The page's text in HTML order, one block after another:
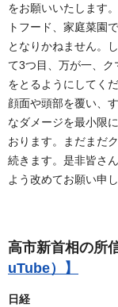
をお願いいたします
トフード、家庭菜園
となりかねません。
て3つ目、万が一、
をとるようにしてく
顔面や頭部を覆い、
なダメージを最小限
おります。まだまだ
続きます。是非皆さ
よう改めてお願い申
高市新首相の所
uTube）】
日経